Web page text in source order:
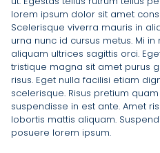
lorem ipsum dolor sit amet
Scelerisque viverra mauris in
urna nunc id cursus metus. Mi
aliquam ultrices sagittis orci.
tristique magna sit amet purus
risus. Eget nulla facilisi etiam
scelerisque. Risus pretium
suspendisse in est ante. Amet
lobortis mattis aliquam.
posuere lorem ipsum.